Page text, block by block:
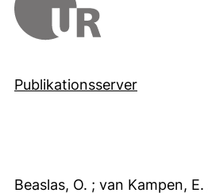
Publikationsserver
Beaslas, O. ; van Kampen, E.